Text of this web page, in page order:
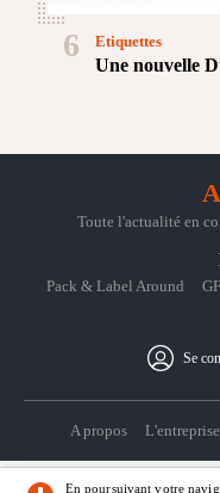
6
Une nouvelle
Etiquettes
Toute l'actualité en
Pack & Label Around
Se
A propos L'entreprise
En poursuivant votre